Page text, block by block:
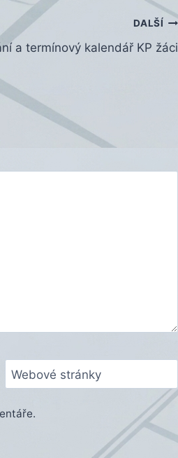
DALŠÍ
a termínový kalendář KP žáci
Webové stránky